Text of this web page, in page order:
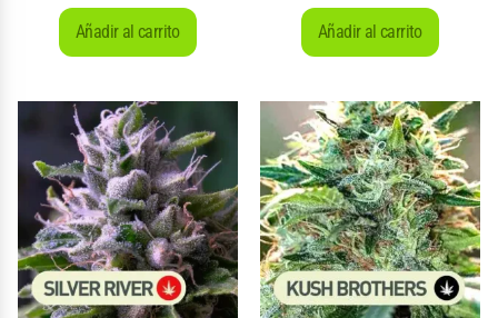
Añadir al carrito Añadir al carrito